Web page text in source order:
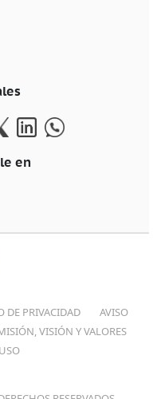
en
DE PRIVACIDAD
AVISO
VISIÓN Y VALORES